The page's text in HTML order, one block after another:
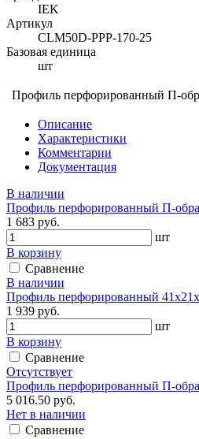
IEK
Артикул
CLM50D-PPP-170-25
Базовая единица
шт
Профиль перфорированный П-
Описание
Характеристики
Комментарии
Документация
В наличии
Профиль перфорированный П-
1 683 руб.
шт
В корзину
Сравнение
В наличии
Профиль перфорированный
1 939 руб.
шт
В корзину
Сравнение
Отсутствует
Профиль перфорированный П-
5 016.50 руб.
Нет в наличии
Сравнение